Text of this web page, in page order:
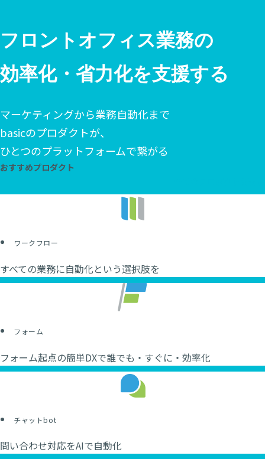
フロントオフィス業務の
効率化・省力化を支援する
マーケティングから業務自動化まで
basicのプロダクトが、
ひとつのプラットフォームで繋がる
おすすめプロダクト
ワークフロー
すべての業務に自動化という選択肢を
フォーム
フォーム起点の簡単DXで誰でも・すぐに・効率化
チャットbot
問い合わせ対応をAIで自動化